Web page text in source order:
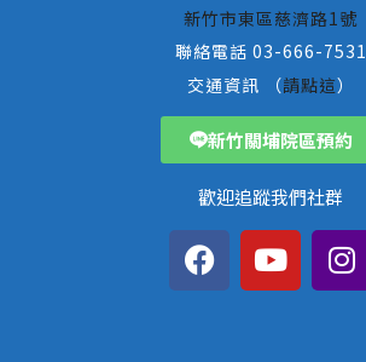
新竹市東區慈濟路1號
聯絡電話 03-666-7531
交通資訊 （請點這）
新竹關埔院區預約
歡迎追蹤我們社群